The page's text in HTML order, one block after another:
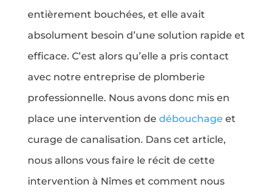
entièrement bouchées, et elle avait
absolument besoin d’une solution rapide et
efficace. C’est alors qu’elle a pris contact
avec notre entreprise de plomberie
professionnelle. Nous avons donc mis en
place une intervention de débouchage et
curage de canalisation. Dans cet article,
nous allons vous faire le récit de cette
intervention à Nîmes et comment nous